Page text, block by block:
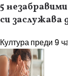
5
си заслужава
Културапреди 9